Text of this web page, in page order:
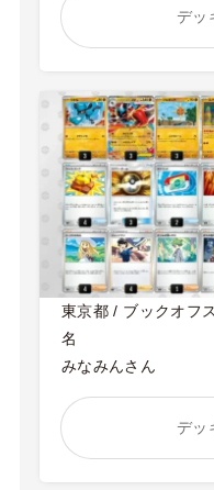
デッ
東京都 / ブックオフ
名
みなみんさん
デッ